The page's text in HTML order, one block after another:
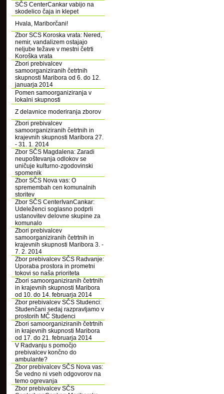
SČS CenterCankar vabijo na
skodelico čaja in klepet
Hvala, Mariborčani!
Zbor SCS Koroska vrata: Nered,
nemir, vandalizem ostajajo
neljube težave v mestni četrti
Koroška vrata
Zbori prebivalcev
samoorganiziranih četrtnih
skupnosti Maribora od 6. do 12.
januarja 2014
Pomen samoorganiziranja v
lokalni skupnosti
Z delavnice moderiranja zborov
Zbori prebivalcev
samoorganiziranih četrtnih in
krajevnih skupnosti Maribora 27.
- 31. 1. 2014
Zbor SČS Magdalena: Zaradi
neupoštevanja odlokov se
uničuje kulturno-zgodovinski
spomenik
Zbor SČS Nova vas: O
spremembah cen komunalnih
storitev
Zbor SČS CenterIvanCankar:
Udeleženci soglasno podprli
ustanovitev delovne skupine za
komunalo
Zbori prebivalcev
samoorganiziranih četrtnih in
krajevnih skupnosti Maribora 3. -
7. 2. 2014
Zbor prebivalcev SČS Radvanje:
Uporaba prostora in prometni
tokovi so naša prioriteta
Zbori samoorganiziranih četrtnih
in krajevnih skupnosti Maribora
od 10. do 14. februarja 2014
Zbor prebivalcev SČS Studenci:
Studenčani sedaj razpravljamo v
prostorih MČ Studenci
Zbori samoorganiziranih četrtnih
in krajevnih skupnosti Maribora
od 17. do 21. februarja 2014
V Radvanju s pomočjo
prebivalcev končno do
ambulante?
Zbor prebivalcev SČS Nova vas:
Še vedno ni vseh odgovorov na
temo ogrevanja
Zbor prebivalcev SČS